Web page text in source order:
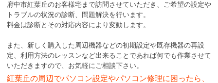
府中市紅葉丘のお客様宅まで訪問させていただき、ご希望の設定や
トラブルの状況の診断、問題解決を行います。
料金は診断とその対応内容により変動します。
また、新しく購入した周辺機器などの初期設定や既存機器の再設
定、利用方法のレッスンなど出来ることであれば何でも作業させて
いただきますので、お気軽にご相談下さい。
紅葉丘の周辺でパソコン設定やパソコン修理に困ったら、